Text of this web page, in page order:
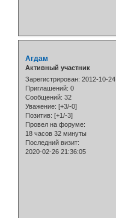
Агдам
Активный участник
Зарегистрирован: 2012-10-24
Приглашений: 0
Сообщений: 32
Уважение: [+3/-0]
Позитив: [+1/-3]
Провел на форуме:
18 часов 32 минуты
Последний визит:
2020-02-26 21:36:05